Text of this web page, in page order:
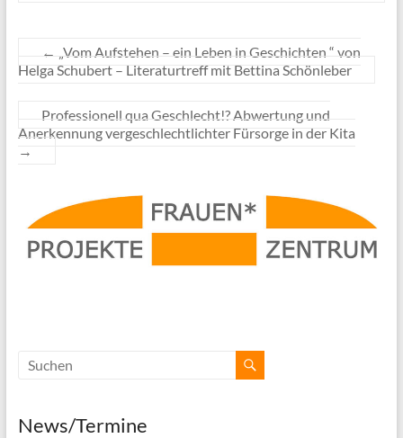
← „Vom Aufstehen – ein Leben in Geschichten “ von
Helga Schubert – Literaturtreff mit Bettina Schönleber
Professionell qua Geschlecht!? Abwertung und
Anerkennung vergeschlechtlichter Fürsorge in der Kita
→
News/Termine